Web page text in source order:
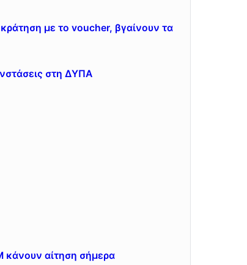
με το voucher, βγαίνουν τα
στη ΔΥΠΑ
αίτηση σήμερα